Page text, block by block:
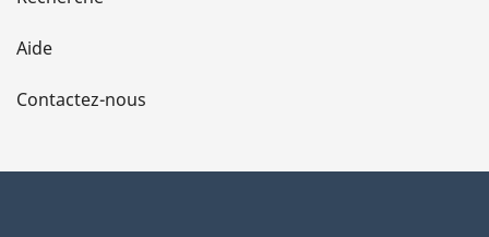
l
a
Aide
Contactez-nous